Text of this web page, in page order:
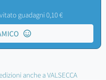
guadagni 0,10 €
anche a VALSECCA